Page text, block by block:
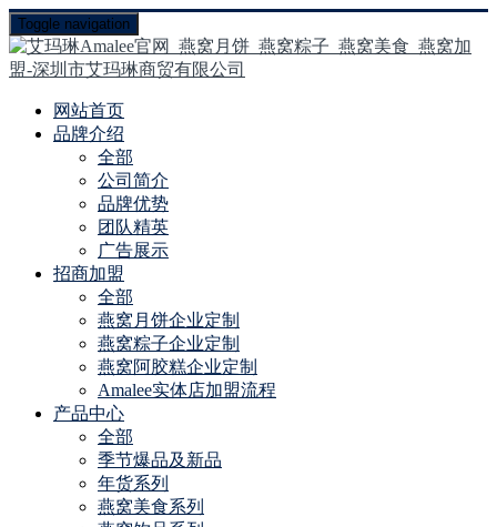
Toggle navigation
网站首页
品牌介绍
全部
公司简介
品牌优势
团队精英
广告展示
招商加盟
全部
燕窝月饼企业定制
燕窝粽子企业定制
燕窝阿胶糕企业定制
Amalee实体店加盟流程
产品中心
全部
季节爆品及新品
年货系列
燕窝美食系列